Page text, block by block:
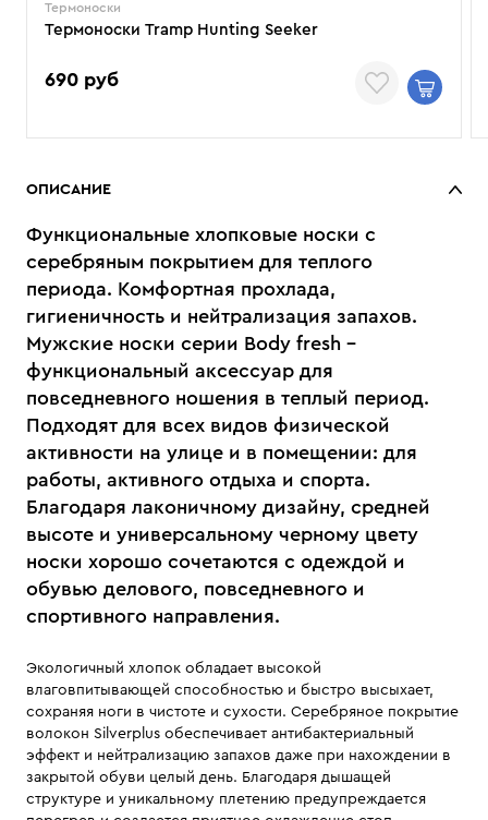
Термоноски
Термоноски Tramp Hunting Seeker
690 руб
ОПИСАНИЕ
Функциональные хлопковые носки с
серебряным покрытием для теплого
периода. Комфортная прохлада,
гигиеничность и нейтрализация запахов.
Мужские носки серии Body fresh –
функциональный аксессуар для
повседневного ношения в теплый период.
Подходят для всех видов физической
активности на улице и в помещении: для
работы, активного отдыха и спорта.
Благодаря лаконичному дизайну, средней
высоте и универсальному черному цвету
носки хорошо сочетаются с одеждой и
обувью делового, повседневного и
спортивного направления.
Экологичный хлопок обладает высокой
влаговпитывающей способностью и быстро высыхает,
сохраняя ноги в чистоте и сухости. Серебряное покрытие
волокон Silverplus обеспечивает антибактериальный
эффект и нейтрализацию запахов даже при нахождении в
закрытой обуви целый день. Благодаря дышащей
структуре и уникальному плетению предупреждается